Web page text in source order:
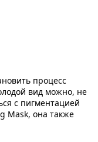
процесс
вид можно, не
с пигментацией
Mask, она также